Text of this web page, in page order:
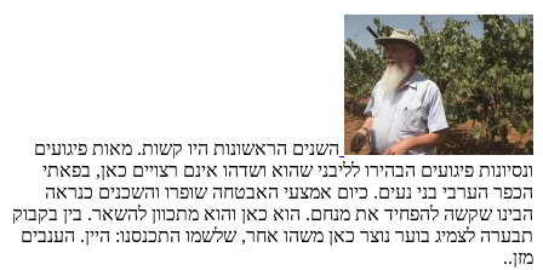
השנים הראשונות היו קשות. מאות פיגועים
ונסיונות פיגועים הבהירו לליבני שהוא ושדהו אינם רצויים כאן, בפאתי
הכפר הערבי בני נעים. כיום אמצעי האבטחה שופרו והשכנים כנראה
הבינו שקשה להפחיד את מנחם. הוא כאן והוא מתכוון להשאר. בין בקבוק
תבערה לצמיג בוער נוצר כאן משהו אחר, שלשמו התכנסנו: היין. הענבים
מזן..